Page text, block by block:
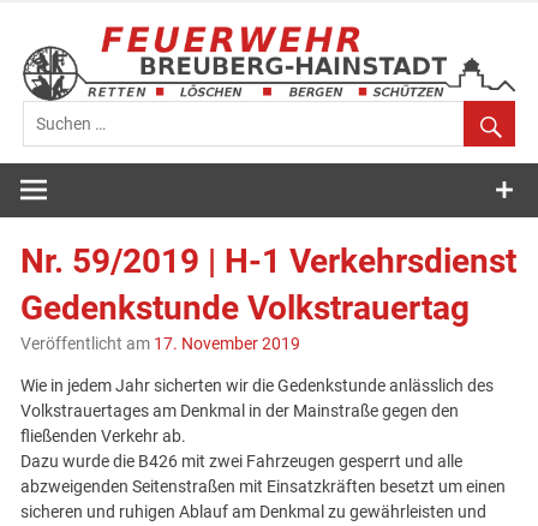
springen
Feuerwehr
Breuberg-
Hainstadt
Nr. 59/2019 | H-1 Verkehrsdienst
Gedenkstunde Volkstrauertag
Veröffentlicht am 17. November 2019
Wie in jedem Jahr sicherten wir die Gedenkstunde anlässlich des
Volkstrauertages am Denkmal in der Mainstraße gegen den
fließenden Verkehr ab.
Dazu wurde die B426 mit zwei Fahrzeugen gesperrt und alle
abzweigenden Seitenstraßen mit Einsatzkräften besetzt um einen
sicheren und ruhigen Ablauf am Denkmal zu gewährleisten und